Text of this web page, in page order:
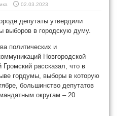
02.03.2023
депутаты утвердили
выборов в городскую думу.
политических и
Новгородской
Громский рассказал, что в
гордумы, выборы в которую
большинство депутатов
округам – 20